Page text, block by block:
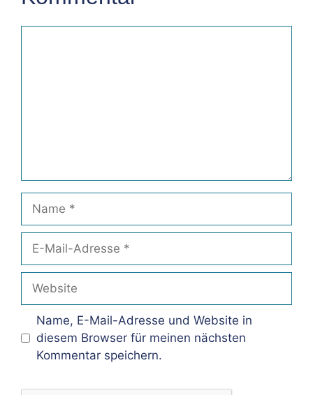
Mail-
Adresse
Name, E-Mail-Adresse und Website in
diesem Browser für meinen nächsten
Kommentar speichern.